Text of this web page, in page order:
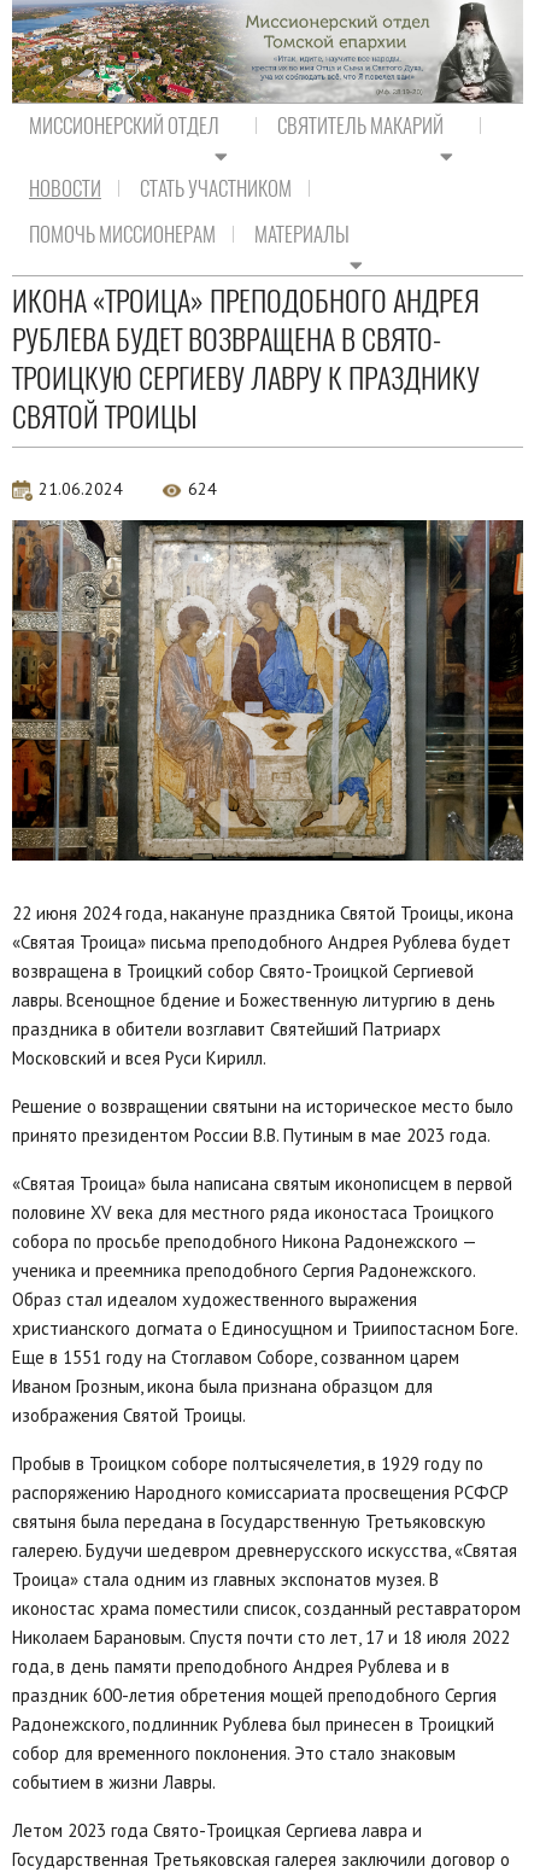
МИССИОНЕРСКИЙ ОТДЕЛ СВЯТИТЕЛЬ МАКАРИЙ
НОВОСТИ
СТАТЬ УЧАСТНИКОМ
ПОМОЧЬ МИССИОНЕРАМ
МАТЕРИАЛЫ
Новости Православия
ИКОНА «ТРОИЦА» ПРЕПОДОБНОГО АНДРЕЯ
РУБЛЕВА БУДЕТ ВОЗВРАЩЕНА В СВЯТО-
ТРОИЦКУЮ СЕРГИЕВУ ЛАВРУ К ПРАЗДНИКУ
СВЯТОЙ ТРОИЦЫ
21.06.2024 624
22 июня 2024 года, накануне праздника Святой Троицы, икона
«Святая Троица» письма преподобного Андрея Рублева будет
возвращена в Троицкий собор Свято-Троицкой Сергиевой
лавры. Всенощное бдение и Божественную литургию в день
праздника в обители возглавит Святейший Патриарх
Московский и всея Руси Кирилл.
Решение о возвращении святыни на историческое место было
принято президентом России В.В. Путиным в мае 2023 года.
«Святая Троица» была написана святым иконописцем в первой
половине XV века для местного ряда иконостаса Троицкого
собора по просьбе преподобного Никона Радонежского —
ученика и преемника преподобного Сергия Радонежского.
Образ стал идеалом художественного выражения
христианского догмата о Единосущном и Триипостасном Боге.
Еще в 1551 году на Стоглавом Соборе, созванном царем
Иваном Грозным, икона была признана образцом для
изображения Святой Троицы.
Пробыв в Троицком соборе полтысячелетия, в 1929 году по
распоряжению Народного комиссариата просвещения РСФСР
святыня была передана в Государственную Третьяковскую
галерею. Будучи шедевром древнерусского искусства, «Святая
Троица» стала одним из главных экспонатов музея. В
иконостас храма поместили список, созданный реставратором
Николаем Барановым. Спустя почти сто лет, 17 и 18 июля 2022
года, в день памяти преподобного Андрея Рублева и в
праздник 600-летия обретения мощей преподобного Сергия
Радонежского, подлинник Рублева был принесен в Троицкий
собор для временного поклонения. Это стало знаковым
событием в жизни Лавры.
Летом 2023 года Свято-Троицкая Сергиева лавра и
Государственная Третьяковская галерея заключили договор о